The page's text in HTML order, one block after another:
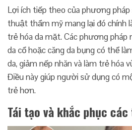
Lợi ích tiếp theo của phương
thuật thẩm mỹ mang lại đó chính
trẻ hóa da mặt. Các phương pháp
da cổ hoặc căng da bụng có thể
da, giảm nếp nhăn và làm trẻ hóa
Điều này giúp người sử dụng có
trẻ hơn.
Tái tạo và khắc phục